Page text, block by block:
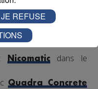
Savoie couvrant les 3
groupe
Nicomaticdans le
Quadra Concrete
JE REFUSE